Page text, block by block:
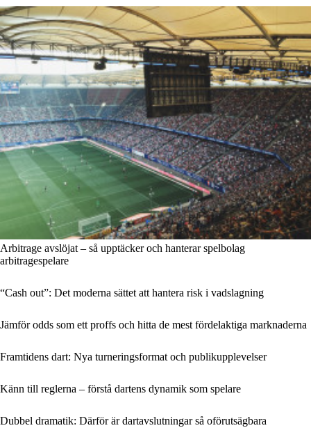
Arbitrage avslöjat – så upptäcker och hanterar spelbolag
arbitragespelare
“Cash out”: Det moderna sättet att hantera risk i vadslagning
Jämför odds som ett proffs och hitta de mest fördelaktiga marknaderna
Framtidens dart: Nya turneringsformat och publikupplevelser
Känn till reglerna – förstå dartens dynamik som spelare
Dubbel dramatik: Därför är dartavslutningar så oförutsägbara